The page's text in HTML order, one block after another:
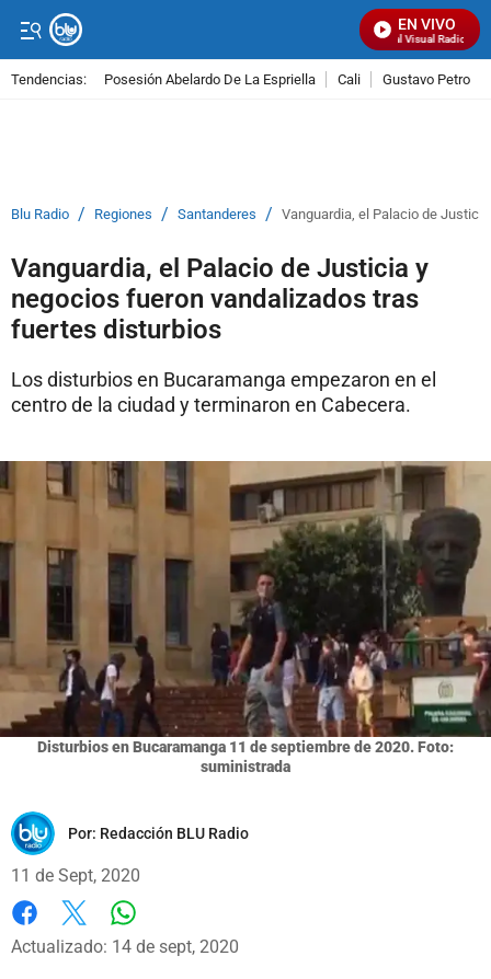
EN VIVO
Señal Visual Radio
Tendencias: Posesión Abelardo De La Espriella Cali Gustavo Petro
Blu Radio / Regiones / Santanderes / Vanguardia, el Palacio de
Vanguardia, el Palacio de Justicia y
negocios fueron vandalizados tras
fuertes disturbios
Los disturbios en Bucaramanga empezaron en el
centro de la ciudad y terminaron en Cabecera.
Disturbios en Bucaramanga 11 de septiembre de 2020. Foto:
suministrada
Por: Redacción BLU Radio
11 de Sept, 2020
Facebook
X
Actualizado: 14 de sept, 2020